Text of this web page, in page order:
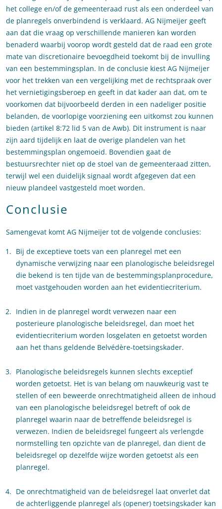
het college en/of de gemeenteraad rust als een onderdeel van
de planregels onverbindend is verklaard. AG Nijmeijer geeft
aan dat die vraag op verschillende manieren kan worden
benaderd waarbij voorop wordt gesteld dat de raad een grote
mate van discretionaire bevoegdheid toekomt bij de invulling
van een bestemmingsplan. In de conclusie kiest AG Nijmeijer
voor het trekken van een vergelijking met de rechtspraak over
het vernietigingsberoep en geeft in dat kader aan dat, om te
voorkomen dat bijvoorbeeld derden in een nadeliger positie
belanden, de voorlopige voorziening een uitkomst zou kunnen
bieden (artikel 8:72 lid 5 van de Awb). Dit instrument is naar
zijn aard tijdelijk en laat de overige plandelen van het
bestemmingsplan ongemoeid. Bovendien gaat de
bestuursrechter niet op de stoel van de gemeenteraad zitten,
terwijl wel een duidelijk signaal wordt afgegeven dat een
nieuw plandeel vastgesteld moet worden.
Conclusie
Samengevat komt AG Nijmeijer tot de volgende conclusies:
Bij de exceptieve toets van een planregel met een
dynamische verwijzing naar een planologische beleidsregel
die bekend is ten tijde van de bestemmingsplanprocedure,
moet vastgehouden worden aan het evidentiecriterium.
Indien in de planregel wordt verwezen naar een
posterieure planologische beleidsregel, dan moet het
evidentiecriterium worden losgelaten en getoetst worden
aan het thans geldende Belvédère-toetsingskader.
Planologische beleidsregels kunnen slechts exceptief
worden getoetst. Het is van belang om nauwkeurig vast te
stellen of een beweerde onrechtmatigheid alleen de inhoud
van een planologische beleidsregel betreft of ook de
planregel waarin naar de betreffende beleidsregel is
verwezen. Indien de beleidsregel fungeert als verlengde
normstelling ten opzichte van de planregel, dan dient de
beleidsregel op dezelfde wijze worden getoetst als een
planregel.
De onrechtmatigheid van de beleidsregel laat onverlet dat
de achterliggende planregel als (opener) toetsingskader kan